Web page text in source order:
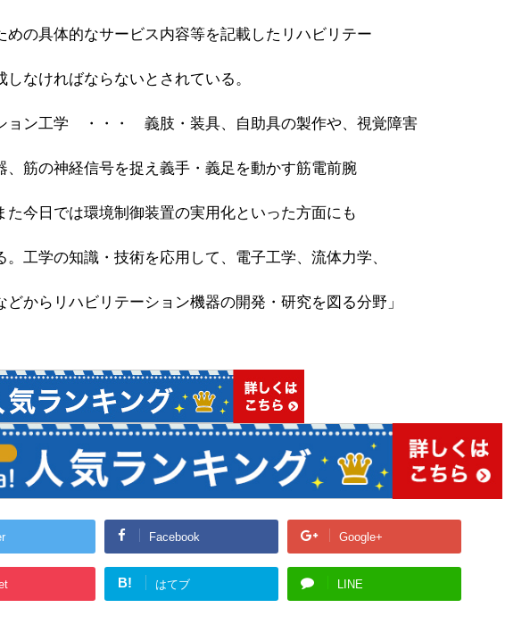
めの具体的なサービス内容等を記載したリハビリテー
しなければならないとされている。
ョン工学 ・・・ 義肢・装具、自助具の製作や、視覚障害
、筋の神経信号を捉え義手・義足を動かす筋電前腕
た今日では環境制御装置の実用化といった方面にも
。工学の知識・技術を応用して、電子工学、流体力学、
どからリハビリテーション機器の開発・研究を図る分野」
Facebook Google+
B! はてブ LINE